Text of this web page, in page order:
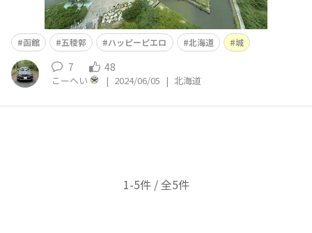
函館 五稜郭 ハッピーピエロ 北海道 城
7 48
こーへい | 2024/06/05 | 北海道
1-5件 / 全5件